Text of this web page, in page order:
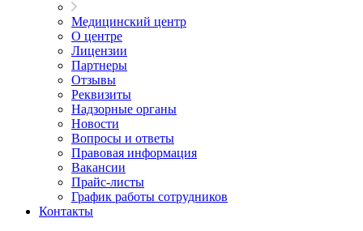
Медицинский центр
О центре
Лицензии
Партнеры
Отзывы
Реквизиты
Надзорные органы
Новости
Вопросы и ответы
Правовая информация
Вакансии
Прайс-листы
График работы сотрудников
Контакты